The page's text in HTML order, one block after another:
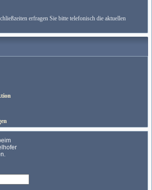
erfragen Sie bitte telefonisch die aktuellen